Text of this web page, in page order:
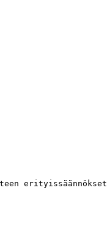
erityissäännökset